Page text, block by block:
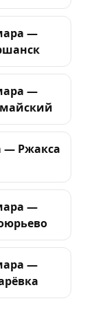
—
—
— Ржакса
—
—